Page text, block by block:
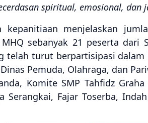
spiritual, emosional, dan
kepanitiaan menjelaskan
sebanyak 21 peserta dari
telah turut berpartisipasi dalam
Pemuda, Olahraga, dan
Komite SMP Tahfidz
Serangkai, Fajar Toserba,